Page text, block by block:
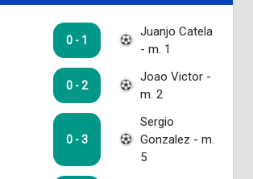
0 - 1
Juanjo Catela
- m. 1
0 - 2
Joao Victor -
m. 2
0 - 3
Sergio
Gonzalez - m.
5